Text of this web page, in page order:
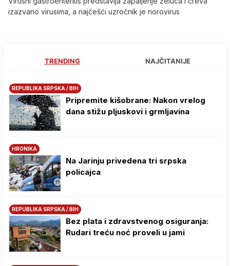
izazvano virusima, a najčešći uzročnik je norovirus
TRENDING NAJČITANIJE
REPUBLIKA SRPSKA / BIH
Pripremite kišobrane: Nakon vrelog
dana stižu pljuskovi i grmljavina
HRONIKA
Na Јarinju privedena tri srpska
policajca
REPUBLIKA SRPSKA / BIH
Bez plata i zdravstvenog osiguranja:
Rudari treću noć proveli u jami